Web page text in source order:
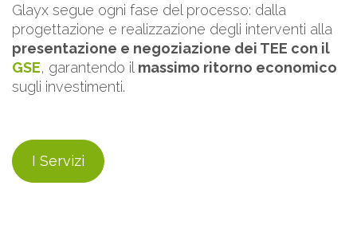
Glayx segue ogni fase del processo: dalla
progettazione e realizzazione degli interventi alla
presentazione e negoziazione dei TEE con il
GSE, garantendo il massimo ritorno economico
sugli investimenti.
I Servizi